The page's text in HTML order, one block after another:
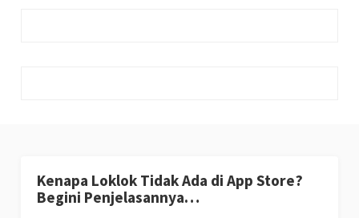
Kenapa Loklok Tidak Ada di App Store?
Begini Penjelasannya…